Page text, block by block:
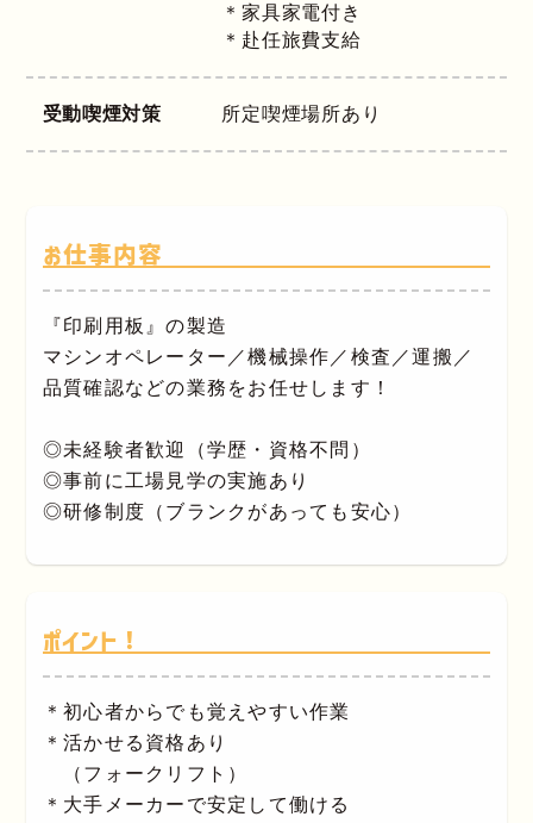
＊家具家電付き
＊赴任旅費支給
受動喫煙対策 所定喫煙場所あり
お仕事内容
『印刷用板』の製造
マシンオペレーター／機械操作／検査／運搬／
品質確認などの業務をお任せします！
◎未経験者歓迎（学歴・資格不問）
◎事前に工場見学の実施あり
◎研修制度（ブランクがあっても安心）
ポイント！
＊初心者からでも覚えやすい作業
＊活かせる資格あり
（フォークリフト）
＊大手メーカーで安定して働ける